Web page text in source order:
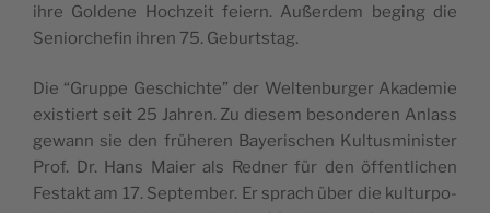
ihre Gol­de­ne Hoch­zeit feiern. Außer­dem beging die
Senior­che­fin ihren 75. Geburtstag.
Die “Grup­pe Ges­chich­te” der Wel­ten­bur­ger Aka­de­mie
exis­tiert seit 25 Jah­ren. Zu die­sem beson­de­ren Anlass
gewann sie den frühe­ren Baye­ris­chen Kul­tus­mi­nis­ter
Prof. Dr. Hans Maier als Red­ner für den öffentli­chen
Fes­takt am 17. Sep­tem­ber. Er sprach über die kul­tur­po­